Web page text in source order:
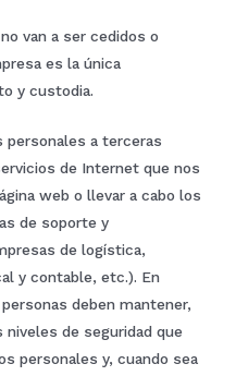
van a ser cedidos o
es la única
y custodia.
personales a terceras
de Internet que nos
web o llevar a cabo los
de soporte y
de logística,
y contable, etc.). En
deben mantener,
de seguridad que
personales y, cuando sea